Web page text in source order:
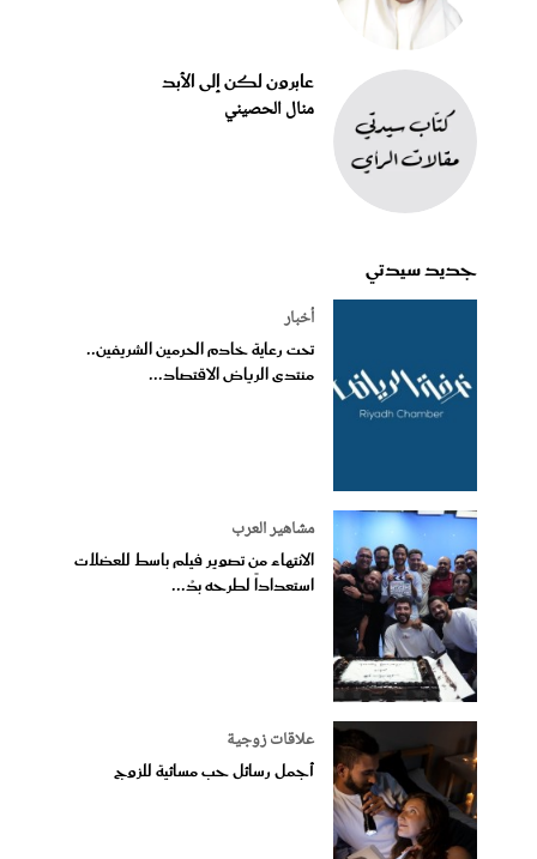
عابرون لكن إلى الأبد
منال الحصيني
جديد سيدتي
أخبار
تحت رعاية خادم الحرمين الشريفين..
منتدى الرياض الاقتصاد...
مشاهير العرب
الانتهاء من تصوير فيلم باسط للعضلات
استعداداً لطرحه بدُ...
علاقات زوجية
أجمل رسائل حب مسائية للزوج